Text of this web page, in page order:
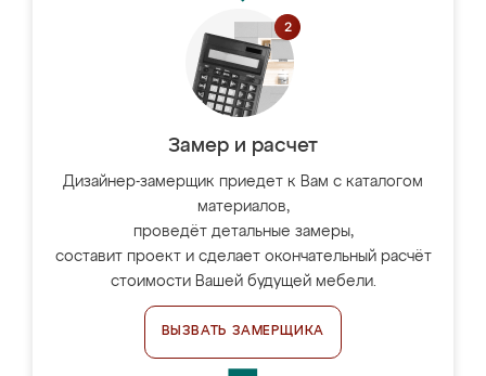
Замер и расчет
Дизайнер-замерщик приедет к Вам с каталогом
материалов,
проведёт детальные замеры,
составит проект и сделает окончательный расчёт
стоимости Вашей будущей мебели.
ВЫЗВАТЬ ЗАМЕРЩИКА